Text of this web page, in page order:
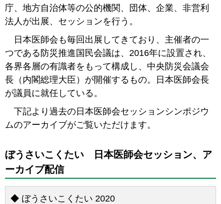
庁、地方自治体等の公的機関、団体、企業、非営利
法人が出展、セッションを行う。
日本医師会も毎回出展してきており、主催者の一
つである防災推進国民会議は、2016年に設置され、
各界各層の有識者をもって構成し、中央防災会議会
長（内閣総理大臣）が開催するもの。日本医師会長
が議員に就任している。
下記より過去の日本医師会セッションシンポジウ
ムのアーカイブがご覧いただけます。
ぼうさいこくたい 日本医師会セッション、ア
ーカイブ配信
◆ ぼうさいこくたい 2020